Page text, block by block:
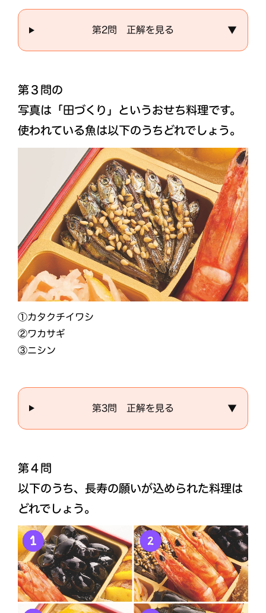
第2問 正解を見る ▼
第３問の
写真は「田づくり」というおせち料理です。
使われている魚は以下のうちどれでしょう。
①カタクチイワシ
②ワカサギ
③ニシン
第3問 正解を見る ▼
第４問
以下のうち、長寿の願いが込められた料理は
どれでしょう。